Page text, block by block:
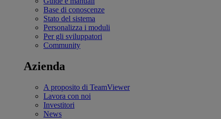
Base di conoscenze
Stato del sistema
Personalizza i moduli
Per gli sviluppatori
Community
Azienda
A proposito di TeamViewer
Lavora con noi
Investitori
News